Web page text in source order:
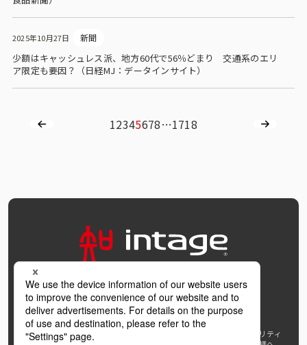
2025年10月27日 新聞
少額はキャッシュレス派、地方60代で56％どまり 交通系のエリ
ア限定も要因？（日経MJ：データインサイト）
12345678…1718
個人情報保護方針および個人情報の取扱いについて
ウェブアクセシビリティ